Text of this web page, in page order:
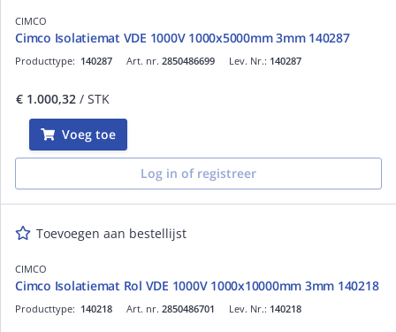
CIMCO
Cimco Isolatiemat VDE 1000V 1000x5000mm 3mm 140287
Art. nr. 2850486699
Producttype: 140287 Lev. Nr.: 140287
€ 1.000,32 / STK
Voeg toe
Log in of registreer
Toevoegen aan bestellijst
CIMCO
Cimco Isolatiemat Rol VDE 1000V 1000x10000mm 3mm 140218
Art. nr. 2850486701
Producttype: 140218 Lev. Nr.: 140218